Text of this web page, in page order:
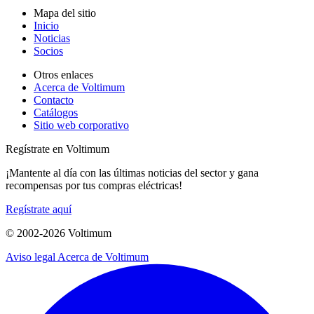
Mapa del sitio
Inicio
Noticias
Socios
Otros enlaces
Acerca de Voltimum
Contacto
Catálogos
Sitio web corporativo
Regístrate en Voltimum
¡Mantente al día con las últimas noticias del sector y gana
recompensas por tus compras eléctricas!
Regístrate aquí
© 2002-2026 Voltimum
Aviso legal Acerca de Voltimum